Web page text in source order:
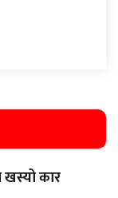
कार